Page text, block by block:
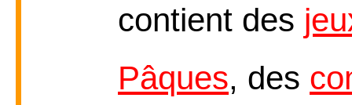
contient des
Pâques, des